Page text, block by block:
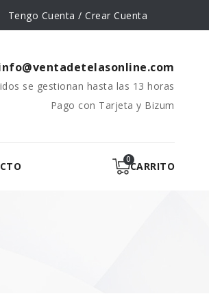
Tengo Cuenta / Crear Cuenta
se gestionan hasta las 13 horas
Pago con Tarjeta y Bizum
CARRITO